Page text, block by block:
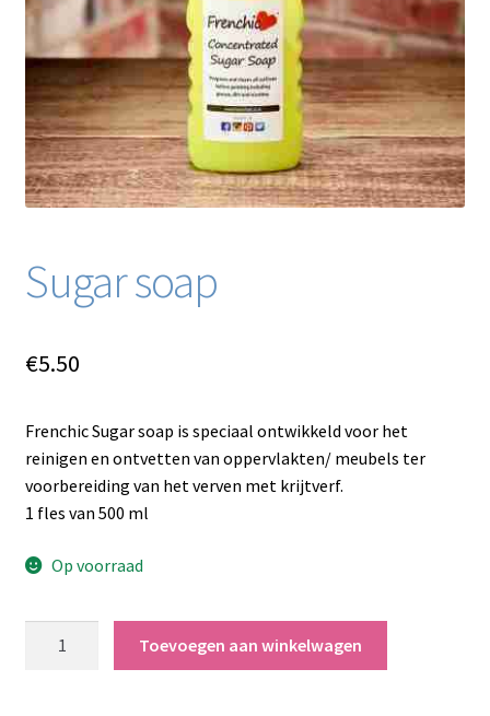
Blog / DIY / Tutorials
Over mij
Contact
Sugar soap
€5.50
Frenchic Sugar soap is speciaal ontwikkeld voor het
reinigen en ontvetten van oppervlakten/ meubels ter
voorbereiding van het verven met krijtverf.
1 fles van 500 ml
Op voorraad
Toevoegen aan winkelwagen